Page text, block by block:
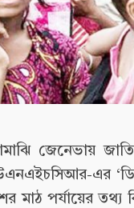
জেনেভায়
এর
মাঠ পর্যায়ের তথ্য